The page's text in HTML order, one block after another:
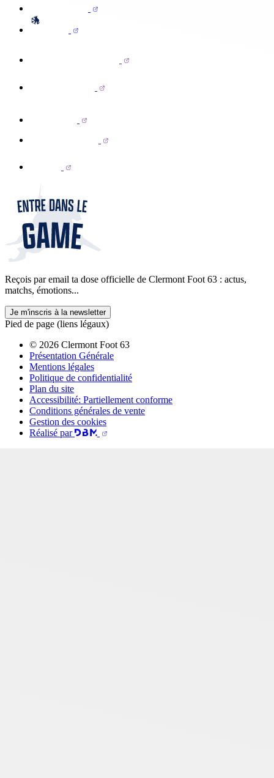
Reçois par email ta dose officielle de Clermont Foot 63 : actus,
matchs, émotions...
Je m'inscris à la newsletter
Pied de page (liens légaux)
© 2026 Clermont Foot 63
Présentation Générale
Mentions légales
Politique de confidentialité
Plan du site
Accessibilité: Partiellement conforme
Conditions générales de vente
Gestion des cookies
Réalisé par